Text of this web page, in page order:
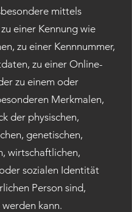
mittels
einer Kennung wie
zu einer Kennnummer,
zu einer Online-
zu einem oder
Merkmalen,
der physischen,
genetischen,
wirtschaftlichen,
sozialen Identität
Person sind,
kann.